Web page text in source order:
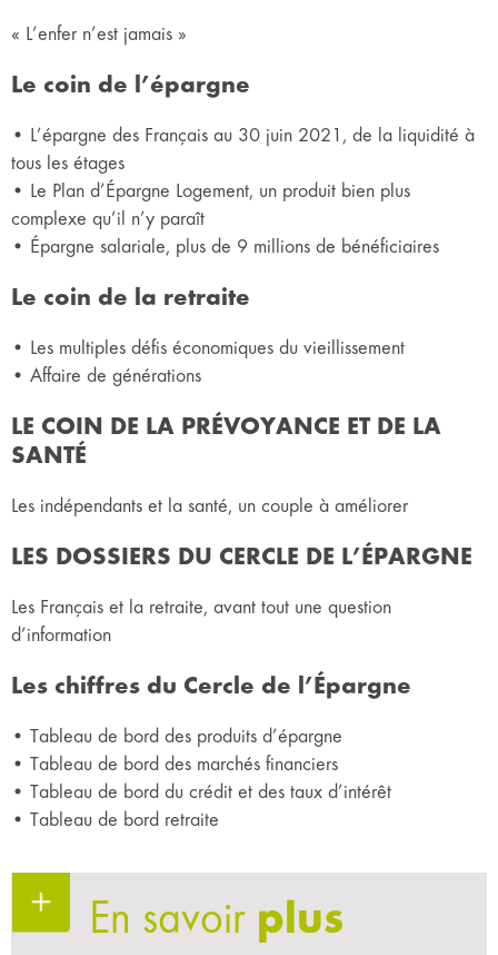
« L’enfer n’est jamais »
Le coin de l’épargne
• L’épargne des Français au 30 juin 2021, de la liquidité à
tous les étages
• Le Plan d’Épargne Logement, un produit bien plus
complexe qu’il n’y paraît
• Épargne salariale, plus de 9 millions de bénéficiaires
Le coin de la retraite
• Les multiples défis économiques du vieillissement
• Affaire de générations
LE COIN DE LA PRÉVOYANCE ET DE LA
SANTÉ
Les indépendants et la santé, un couple à améliorer
LES DOSSIERS DU CERCLE DE L’ÉPARGNE
Les Français et la retraite, avant tout une question
d’information
Les chiffres du Cercle de l’Épargne
• Tableau de bord des produits d’épargne
• Tableau de bord des marchés financiers
• Tableau de bord du crédit et des taux d’intérêt
• Tableau de bord retraite
En savoir plus